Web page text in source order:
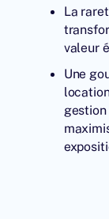
La
valeur
Une